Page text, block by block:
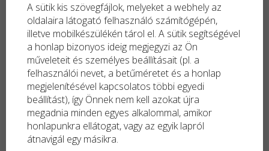
A sütik kis szövegfájlok, melyeket a webhely az
oldalaira látogató felhasználó számítógépén,
illetve mobilkészülékén tárol el. A sütik segítségével
a honlap bizonyos ideig megjegyzi az Ön
műveleteit és személyes beállításait (pl. a
felhasználói nevet, a betűméretet és a honlap
megjelenítésével kapcsolatos többi egyedi
beállítást), így Önnek nem kell azokat újra
megadnia minden egyes alkalommal, amikor
honlapunkra ellátogat, vagy az egyik lapról
átnavigál egy másikra.